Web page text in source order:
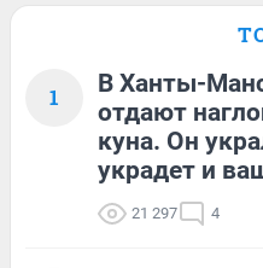
1
В Ханты-
отдают
куна. Он
украдет и
21 297 4